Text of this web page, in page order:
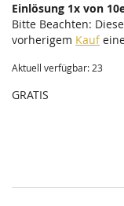
Einlösung 1x von
Bitte Beachten:
vorherigem Kauf
Aktuell verfügbar: 23
GRATIS